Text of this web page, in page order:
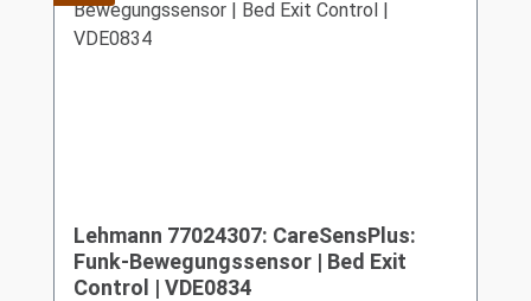
Lehmann 77024307: CareSensPlus:
Funk-Bewegungssensor | Bed Exit
Control | VDE0834